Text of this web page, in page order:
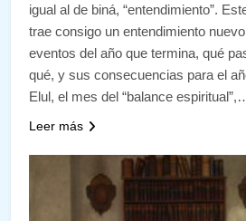
igual al de biná, “entendimiento”.
trae consigo un entendimiento
eventos del año que termina, qué
qué, y sus consecuencias para el
Elul, el mes del “balance
Leer más